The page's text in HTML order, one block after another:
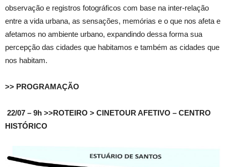
observação e registros fotográficos com base na inter-relação
entre a vida urbana, as sensações, memórias e o que nos afeta e
afetamos no ambiente urbano, expandindo dessa forma sua
percepção das cidades que habitamos e também as cidades que
nos habitam.
>> PROGRAMAÇÃO
22/07 – 9h >>ROTEIRO > CINETOUR AFETIVO – CENTRO
HISTÓRICO